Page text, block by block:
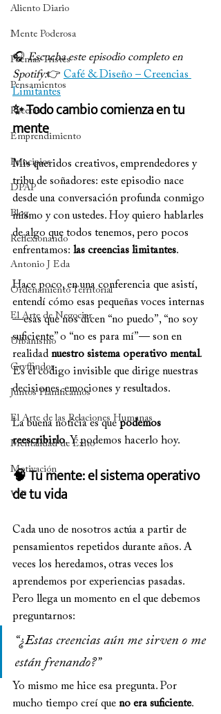
Aliento Diario
Mente Poderosa
Poemas Tristes
Pensamientos
Recetas
Emprendimiento
Principios
DPAP
Blog
Reflexionando
Antonio J Eda
Ordenamiento Territorial
El Arte de Negociar
Urbanismo
Gryffindor
Juntos Planificamos
El Arte de las Relaciones Humanas
Mentalidad de Éxito
Motivación
VIP
🎧 Escucha este episodio completo en
Spotify:👉 Café & Diseño – Creencias
Limitantes
✨ Todo cambio comienza en tu
mente
Mis queridos creativos, emprendedores y
tribu de soñadores: este episodio nace
desde una conversación profunda conmigo
mismo y con ustedes. Hoy quiero hablarles
de algo que todos tenemos, pero pocos
enfrentamos: las creencias limitantes.
Hace poco, en una conferencia que asistí,
entendí cómo esas pequeñas voces internas
—esas que nos dicen “no puedo”, “no soy
suficiente” o “no es para mí”— son en
realidad nuestro sistema operativo mental.
Es el código invisible que dirige nuestras
decisiones, emociones y resultados.
La buena noticia es que podemos
reescribirlo. Y podemos hacerlo hoy.
🧠 Tu mente: el sistema operativo
de tu vida
Cada uno de nosotros actúa a partir de
pensamientos repetidos durante años. A
veces los heredamos, otras veces los
aprendemos por experiencias pasadas.
Pero llega un momento en el que debemos
preguntarnos:
“¿Estas creencias aún me sirven o me
están frenando?”
Yo mismo me hice esa pregunta. Por
mucho tiempo creí que no era suficiente.